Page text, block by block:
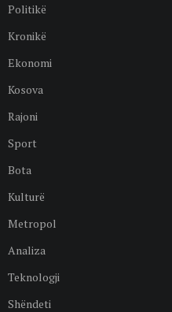
Politikë
Kronikë
Ekonomi
Kosova
Rajoni
Sport
Bota
Kulturë
Metropol
Analiza
Teknologji
Shëndeti